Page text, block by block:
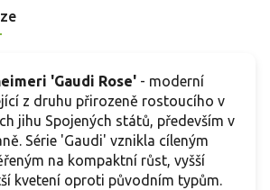
kontrastují s rozvinutými růžovými
olistěním. Výborně snáší horko a
balkónových výsadeb.
'Gaudi Rose' - moderní
z druhu přirozeně rostoucího v
jihu Spojených států, především v
Série 'Gaudi' vznikla cíleným
na kompaktní růst, vyšší
kvetení oproti původním typům.